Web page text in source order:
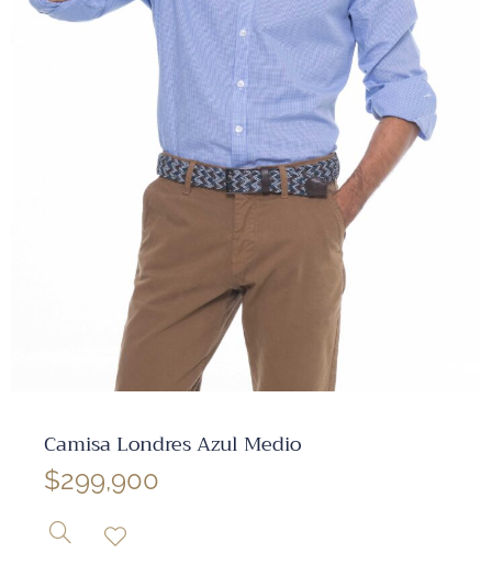
Camisa Londres Azul Medio
$299,900